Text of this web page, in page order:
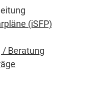
(iSFP)
/ Beratung